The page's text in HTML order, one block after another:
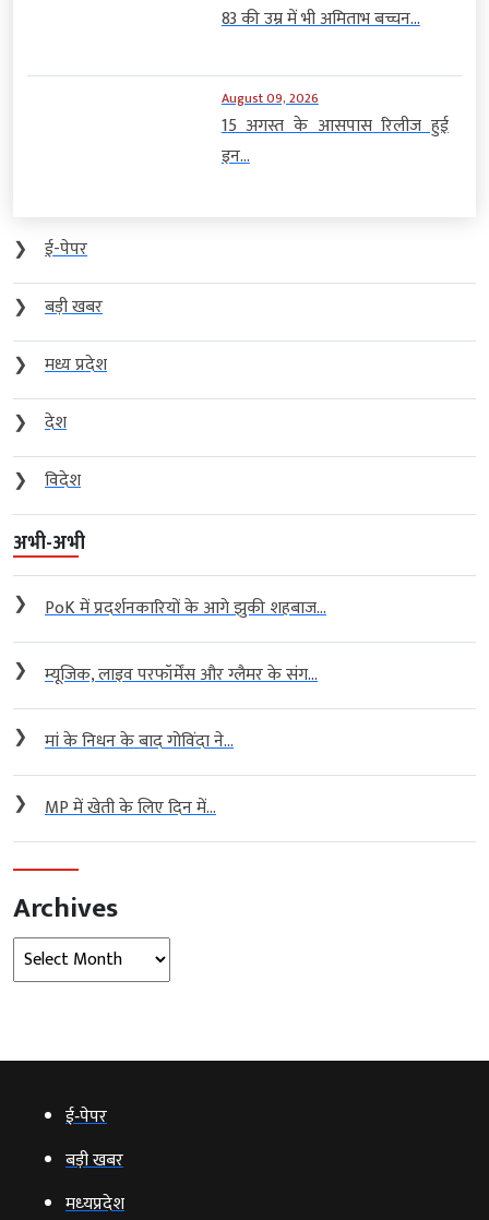
83 की उम्र में भी अमिताभ बच्चन...
August 09, 2026
15 अगस्त के आसपास रिलीज हुई
इन...
❯
ई-पेपर
❯
बड़ी खबर
❯
मध्य प्रदेश
❯
देश
❯
विदेश
अभी-अभी
❯ PoK में प्रदर्शनकारियों के आगे झुकी शहबाज...
❯ म्यूजिक, लाइव परफॉर्मेंस और ग्लैमर के संग...
❯ मां के निधन के बाद गोविंदा ने...
❯ MP में खेती के लिए दिन में...
Archives
Archives
ई‑पेपर
बड़ी खबर
मध्‍यप्रदेश